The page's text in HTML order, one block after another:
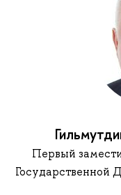
Первый
Государственной